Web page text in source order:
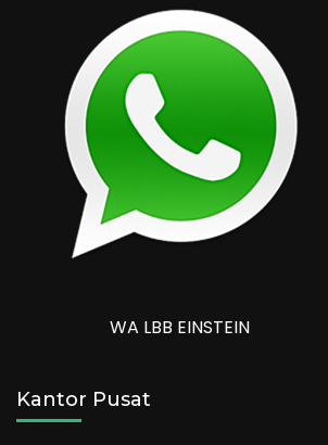
WA LBB EINSTEIN
Kantor Pusat